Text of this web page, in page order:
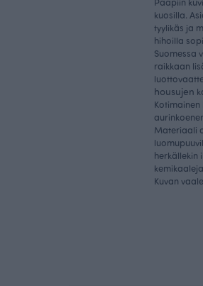
kuosilla.
tyylikäs ja
hihoilla
Suomessa
raikkaan
housujen
Materiaali
herkällekin
Kuvan